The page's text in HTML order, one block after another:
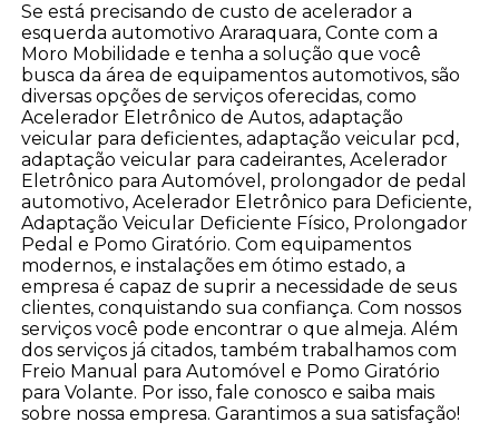
Se está precisando de custo de acelerador a
esquerda automotivo Araraquara, Conte com a
Moro Mobilidade e tenha a solução que você
busca da área de equipamentos automotivos, são
diversas opções de serviços oferecidas, como
Acelerador Eletrônico de Autos, adaptação
veicular para deficientes, adaptação veicular pcd,
adaptação veicular para cadeirantes, Acelerador
Eletrônico para Automóvel, prolongador de pedal
automotivo, Acelerador Eletrônico para Deficiente,
Adaptação Veicular Deficiente Físico, Prolongador
Pedal e Pomo Giratório. Com equipamentos
modernos, e instalações em ótimo estado, a
empresa é capaz de suprir a necessidade de seus
clientes, conquistando sua confiança. Com nossos
serviços você pode encontrar o que almeja. Além
dos serviços já citados, também trabalhamos com
Freio Manual para Automóvel e Pomo Giratório
para Volante. Por isso, fale conosco e saiba mais
sobre nossa empresa. Garantimos a sua satisfação!